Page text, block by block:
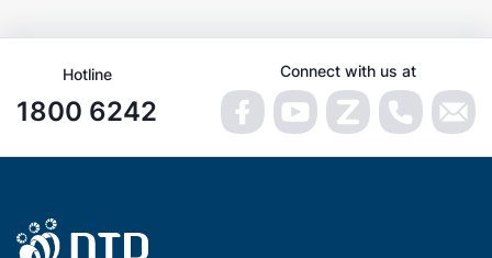
Hotline
1800 6242
Connect with us at